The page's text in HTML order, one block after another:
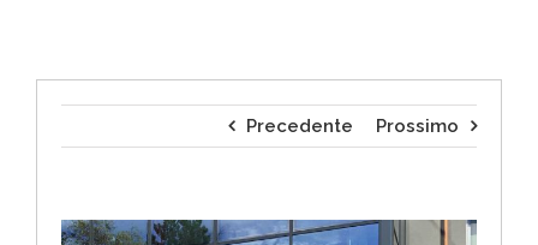
Precedente Prossimo
Ingrandisci